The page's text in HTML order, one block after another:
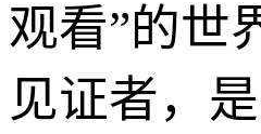
观看”的世
见证者，